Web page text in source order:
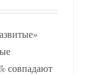
совпадают